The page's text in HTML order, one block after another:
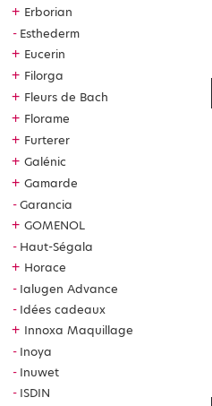
+ Erborian
Esthederm
+ Eucerin
+ Filorga
+ Fleurs de Bach
+ Florame
+ Furterer
+ Galénic
+ Gamarde
Garancia
+ GOMENOL
Haut-Ségala
+ Horace
Ialugen Advance
Idées cadeaux
+ Innoxa Maquillage
Inoya
Inuwet
ISDIN